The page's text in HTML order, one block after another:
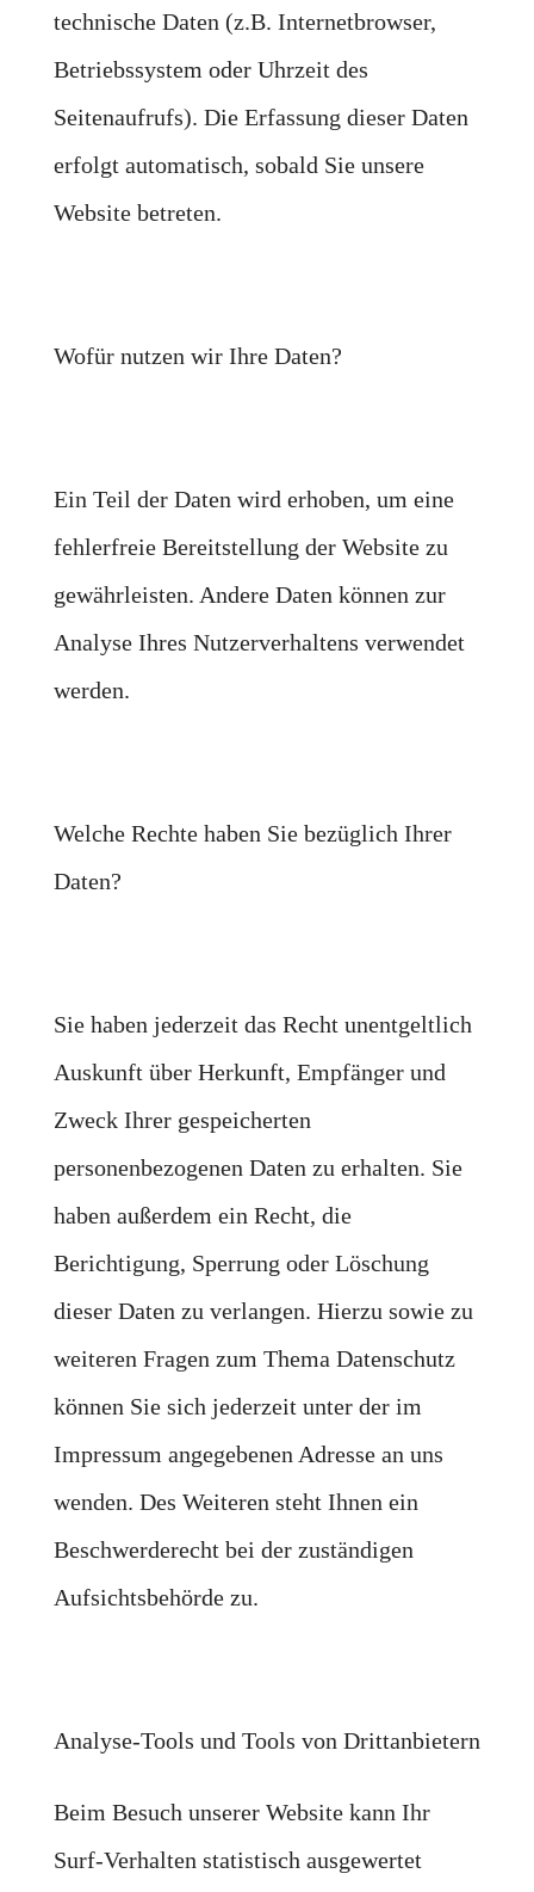
technische Daten (z.B. Internetbrowser,
Betriebssystem oder Uhrzeit des
Seitenaufrufs). Die Erfassung dieser Daten
erfolgt automatisch, sobald Sie unsere
Website betreten.
Wofür nutzen wir Ihre Daten?
Ein Teil der Daten wird erhoben, um eine
fehlerfreie Bereitstellung der Website zu
gewährleisten. Andere Daten können zur
Analyse Ihres Nutzerverhaltens verwendet
werden.
Welche Rechte haben Sie bezüglich Ihrer
Daten?
Sie haben jederzeit das Recht unentgeltlich
Auskunft über Herkunft, Empfänger und
Zweck Ihrer gespeicherten
personenbezogenen Daten zu erhalten. Sie
haben außerdem ein Recht, die
Berichtigung, Sperrung oder Löschung
dieser Daten zu verlangen. Hierzu sowie zu
weiteren Fragen zum Thema Datenschutz
können Sie sich jederzeit unter der im
Impressum angegebenen Adresse an uns
wenden. Des Weiteren steht Ihnen ein
Beschwerderecht bei der zuständigen
Aufsichtsbehörde zu.
Analyse-Tools und Tools von Drittanbietern
Beim Besuch unserer Website kann Ihr
Surf-Verhalten statistisch ausgewertet